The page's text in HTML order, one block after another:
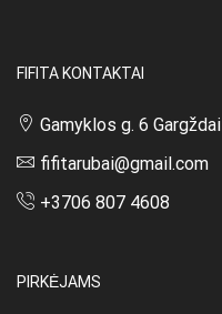
FIFITA KONTAKTAI
Gamyklos g. 6 Gargždai
fifitarubai@gmail.com
+3706 807 4608
PIRKĖJAMS